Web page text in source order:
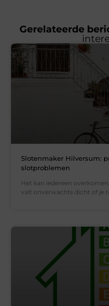
Gerelateerde
Slotenmaker Hilversum:
slotproblemen
Het kan iedereen
valt onverwachts dicht of je